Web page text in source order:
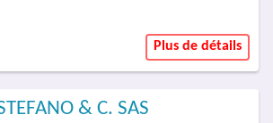
Plus de détails
& C. SAS